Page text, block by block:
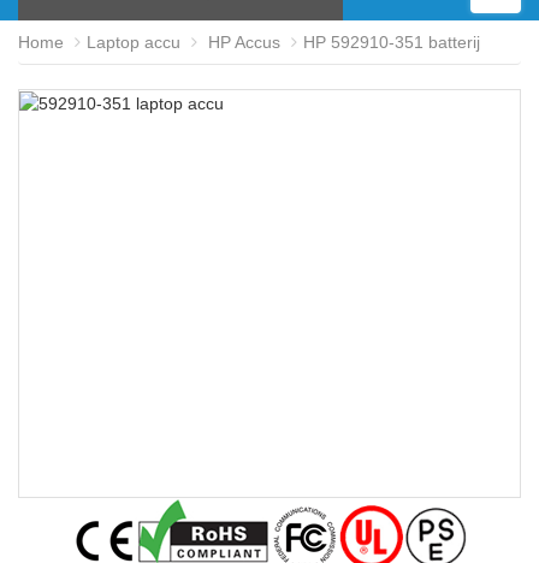
Home Laptop accu HP Accus HP 592910-351 batterij